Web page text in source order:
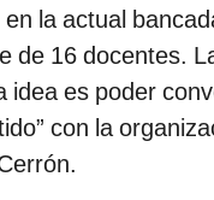
la actual
de 16 docentes.
idea es poder
con la